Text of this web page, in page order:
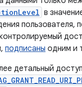
в
пользователя,
подписаны одним и
детальный